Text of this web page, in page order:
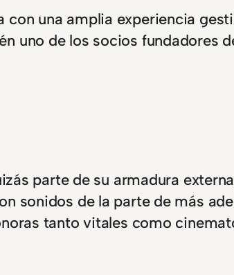
con una amplia experiencia
uno de los socios fundadores
parte de su armadura
sonidos de la parte de más
tanto vitales como